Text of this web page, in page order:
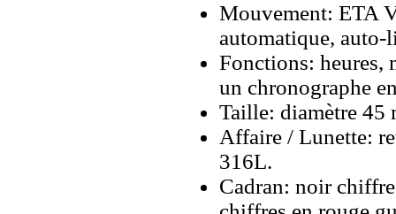
Mouvement: ETA
automatique,
Fonctions: heures,
un chronographe
Taille: diamètre 45
Affaire / Lunette:
316L.
Cadran: noir